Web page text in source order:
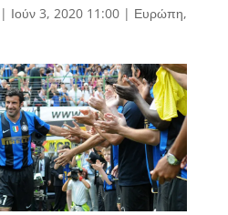
| Ιούν 3, 2020 11:00| Ευρώπη,